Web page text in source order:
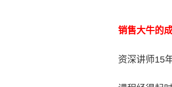
销售大牛的
资深讲师15